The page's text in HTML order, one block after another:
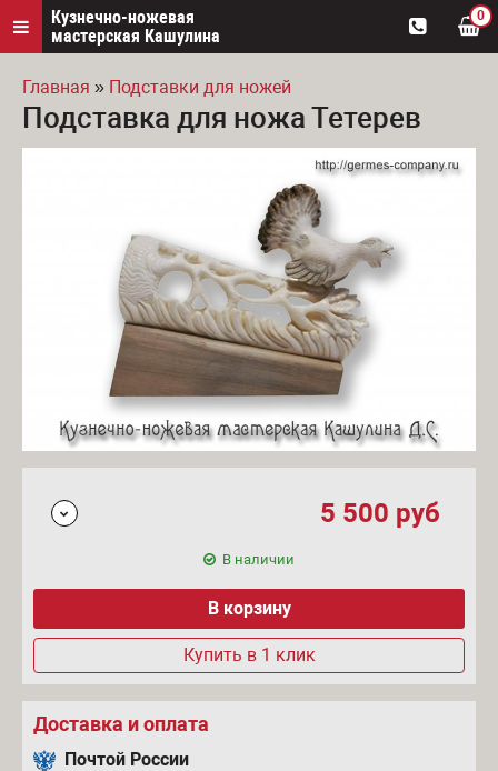
Кузнечно-ножевая
мастерская Кашулина
0
Вы здесь
Главная » Подставки для ножей
Подставка для ножа Тетерев
5 500 руб
В наличии
Купить в 1 клик
Доставка и оплата
Почтой России